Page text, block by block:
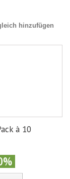
hinzufügen
à 10